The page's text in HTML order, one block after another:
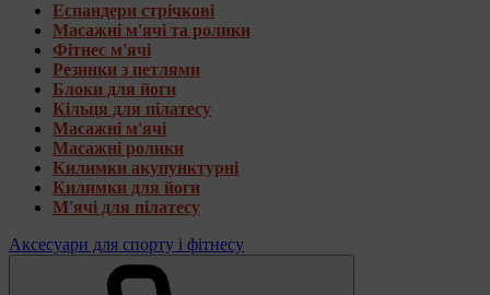
Еспандери стрічкові
Масажні м'ячі та ролики
Фітнес м'ячі
Резинки з петлями
Блоки для йоги
Кільця для пілатесу
Масажні м'ячі
Масажні ролики
Килимки акупунктурні
Килимки для йоги
М'ячі для пілатесу
Аксесуари для спорту і фітнесу